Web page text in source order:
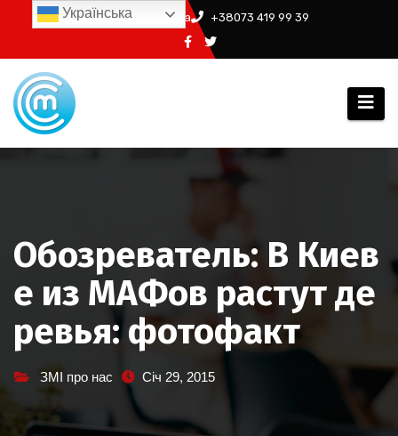
Перейти
вмісту
info@ssm.in.ua +38073 419 99 39
Обозреватель: В Киев
е из МАФов растут де
ревья: фотофакт
ЗМІ про нас Січ 29, 2015
Українська